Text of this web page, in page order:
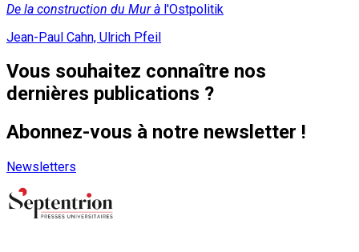
De la construction du Mur à l'Ostpolitik
Jean-Paul Cahn, Ulrich Pfeil
Vous souhaitez connaître nos
dernières publications ?
Abonnez-vous à notre newsletter !
Newsletters